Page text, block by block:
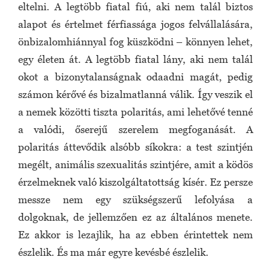
eltelni. A legtöbb fiatal fiú, aki nem talál biztos
alapot és értelmet férfiassága jogos felvállalására,
önbizalomhiánnyal fog küszködni – könnyen lehet,
egy életen át. A legtöbb fiatal lány, aki nem talál
okot a bizonytalanságnak odaadni magát, pedig
számon kérővé és bizalmatlanná válik. Így veszik el
a nemek közötti tiszta polaritás, ami lehetővé tenné
a valódi, őserejű szerelem megfoganását. A
polaritás áttevődik alsóbb síkokra: a test szintjén
megélt, animális szexualitás szintjére, amit a ködös
érzelmeknek való kiszolgáltatottság kísér. Ez persze
messze nem egy szükségszerű lefolyása a
dolgoknak, de jellemzően ez az általános menete.
Ez akkor is lezajlik, ha az ebben érintettek nem
észlelik. És ma már egyre kevésbé észlelik.